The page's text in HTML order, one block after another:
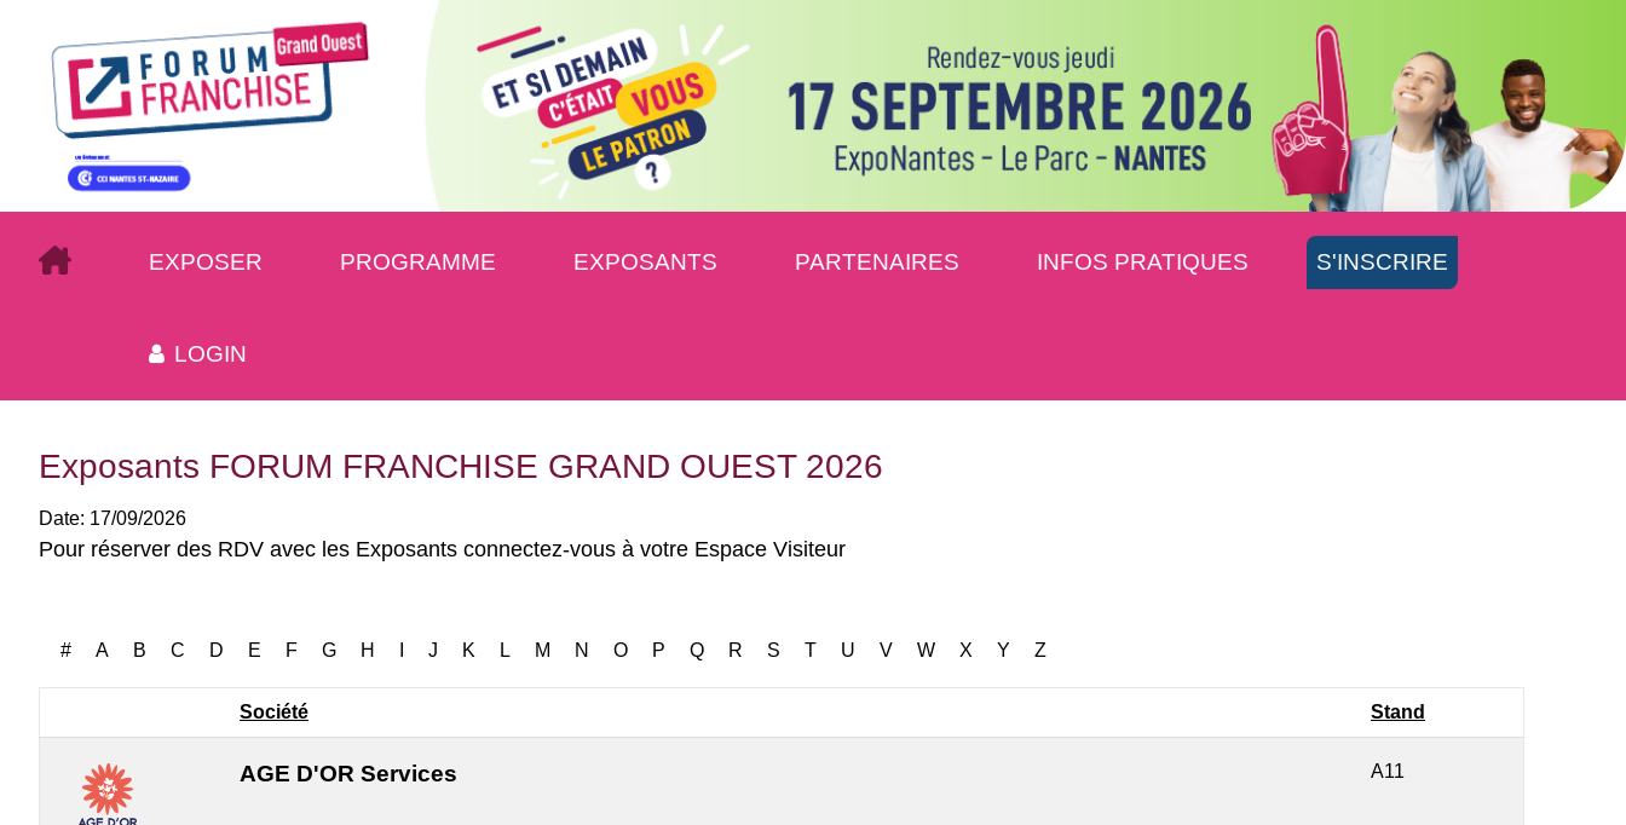
EXPOSER PROGRAMME EXPOSANTS PARTENAIRES INFOS PRATIQUES S'INSCRIRE
LOGIN
Exposants FORUM FRANCHISE GRAND OUEST 2026
Date: 17/09/2026
# A B C D E F G H J K L M N O P Q R S T U V W X Y Z
Société Stand
AGE D'OR Services A11